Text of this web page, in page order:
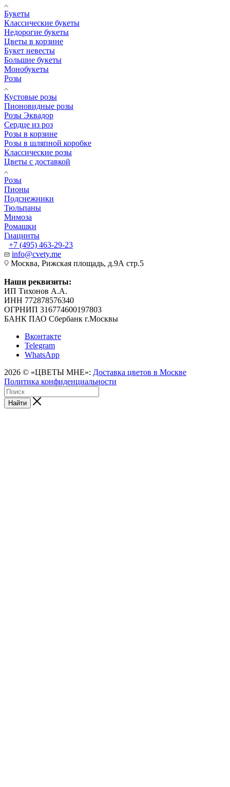
Букеты
Классические букеты
Недорогие букеты
Цветы в корзине
Букет невесты
Большие букеты
Монобукеты
Розы
Кустовые розы
Пионовидные розы
Розы Эквадор
Сердце из роз
Розы в корзине
Розы в шляпной коробке
Классические розы
Цветы с доставкой
Розы
Пионы
Подснежники
Тюльпаны
Мимоза
Ромашки
Гиацинты
+7 (495) 463-29-23
info@cvety.me
Москва, Рижская площадь, д.9А стр.5
Наши реквизиты:
ИП Тихонов А.А.
ИНН 772878576340
ОГРНИП 316774600197803
БАНК ПАО Сбербанк г.Москвы
Вконтакте
Telegram
WhatsApp
2026 © «ЦВЕТЫ МНЕ»: Доставка цветов в Москве
Политика конфиденциальности
Найти